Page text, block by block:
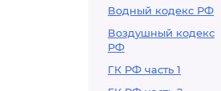
Водный кодекс РФ
Воздушный кодекс
РФ
ГК РФ часть 1